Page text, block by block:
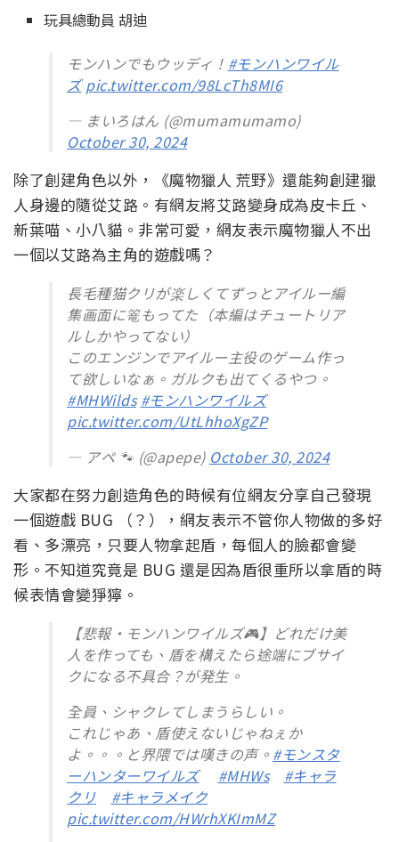
玩具總動員 胡迪
モンハンでもウッディ！ #モンハンワイル
ズ pic.twitter.com/98LcTh8MI6
— まいろはん (@mumamumamo)
October 30, 2024
除了創建角色以外，《魔物獵人 荒野》還能夠創建獵
人身邊的隨從艾路。有網友將艾路變身成為皮卡丘、
新葉喵、小八貓。非常可愛，網友表示魔物獵人不出
一個以艾路為主角的遊戲嗎？
長毛種猫クリが楽しくてずっとアイルー編
集画面に篭もってた（本編はチュートリア
ルしかやってない）
このエンジンでアイルー主役のゲーム作っ
て欲しいなぁ。ガルクも出てくるやつ。
#MHWilds #モンハンワイルズ
pic.twitter.com/UtLhhoXgZP
— アペ 🐾 (@apepe) October 30, 2024
大家都在努力創造角色的時候有位網友分享自己發現
一個遊戲 BUG （？），網友表示不管你人物做的多好
看、多漂亮，只要人物拿起盾，每個人的臉都會變
形。不知道究竟是 BUG 還是因為盾很重所以拿盾的時
候表情會變猙獰。
【悲報・モンハンワイルズ🎮】どれだけ美
人を作っても、盾を構えたら途端にブサイ
クになる不具合？が発生。
全員、シャクレてしまうらしい。
これじゃあ、盾使えないじゃねぇか
よ。。。と界隈では嘆きの声。 #モンスタ
ーハンターワイルズ
#MHWs
#キャラ
クリ
#キャラメイク
pic.twitter.com/HWrhXKImMZ